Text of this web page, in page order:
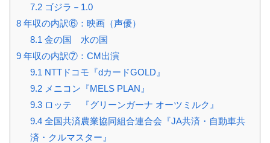
7.2ゴジラ－1.0
8 年収の内訳⑥：映画（声優）
8.1 金の国 水の国
9 年収の内訳⑦：CM出演
9.1 NTTドコモ『dカードGOLD』
9.2メニコン『MELS PLAN』
9.3ロッテ 『グリーンガーナ オーツミルク』
9.4全国共済農業協同組合連合会『JA共済・自動車共
済・クルマスター』